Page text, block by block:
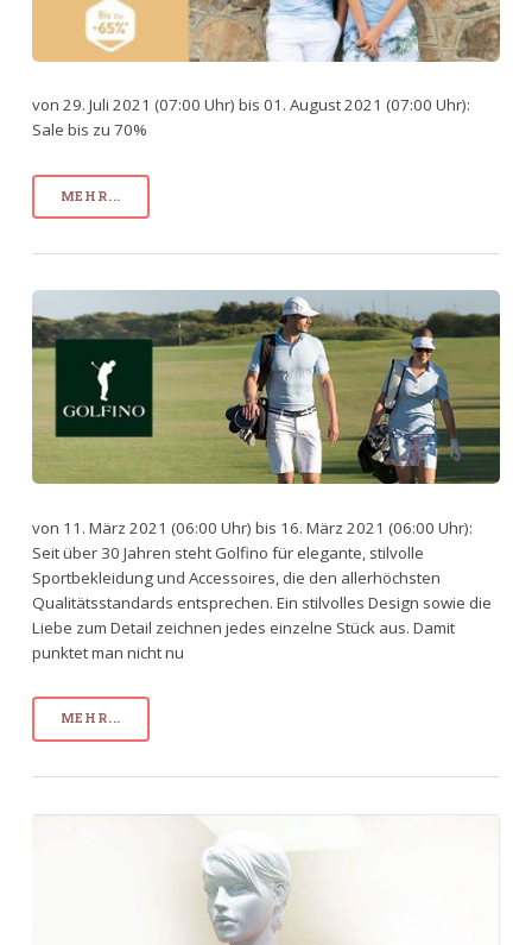
von 29. Juli 2021 (07:00 Uhr) bis 01. August 2021 (07:00 Uhr):
Sale bis zu 70%
MEHR...
von 11. März 2021 (06:00 Uhr) bis 16. März 2021 (06:00 Uhr):
Seit über 30 Jahren steht Golfino für elegante, stilvolle
Sportbekleidung und Accessoires, die den allerhöchsten
Qualitätsstandards entsprechen. Ein stilvolles Design sowie die
Liebe zum Detail zeichnen jedes einzelne Stück aus. Damit
punktet man nicht nu
MEHR...